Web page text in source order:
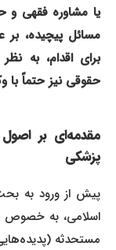
یا مشاوره فقهی و
مسائل پیچیده، بر
برای اقدام، به
حقوقی نیز حتماً با
مقدمه‌ای بر اصول
پزشکی
پیش از ورود به
اسلامی، به خصوص
مستحدثه (پدیده‌هایی